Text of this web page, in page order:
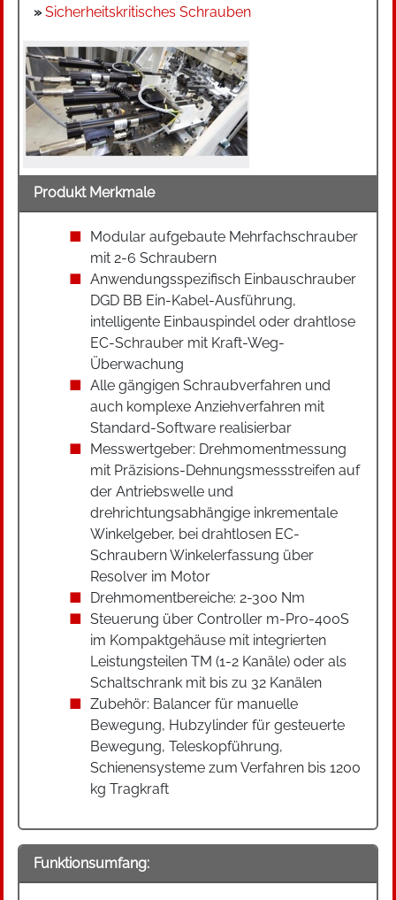
» Sicherheitskritisches Schrauben
Produkt Merkmale
Modular aufgebaute Mehrfachschrauber
mit 2-6 Schraubern
Anwendungsspezifisch Einbauschrauber
DGD BB Ein-Kabel-Ausführung,
intelligente Einbauspindel oder drahtlose
EC-Schrauber mit Kraft-Weg-
Überwachung
Alle gängigen Schraubverfahren und
auch komplexe Anziehverfahren mit
Standard-Software realisierbar
Messwertgeber: Drehmomentmessung
mit Präzisions-Dehnungsmessstreifen auf
der Antriebswelle und
drehrichtungsabhängige inkrementale
Winkelgeber, bei drahtlosen EC-
Schraubern Winkelerfassung über
Resolver im Motor
Drehmomentbereiche: 2-300 Nm
Steuerung über Controller m-Pro-400S
im Kompaktgehäuse mit integrierten
Leistungsteilen TM (1-2 Kanäle) oder als
Schaltschrank mit bis zu 32 Kanälen
Zubehör: Balancer für manuelle
Bewegung, Hubzylinder für gesteuerte
Bewegung, Teleskopführung,
Schienensysteme zum Verfahren bis 1200
kg Tragkraft
Funktionsumfang: